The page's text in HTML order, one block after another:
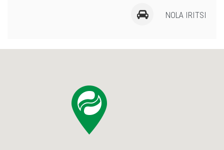
NOLA IRITSI